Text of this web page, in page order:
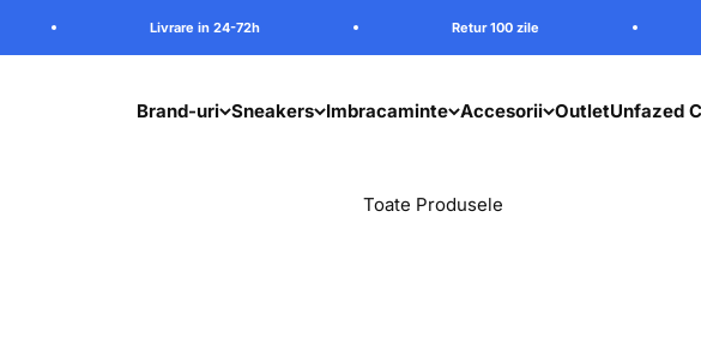
Livrare in 24-72h Retur 100 zile Livrare in 24-
Brand-uri Sneakers Imbracaminte Accesorii OutletUnfazed